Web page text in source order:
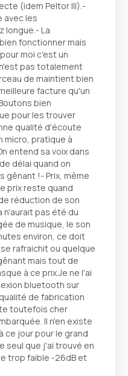
(idem Peltor III).-
avec les
longue.- La
fonctionner mais
moi c'est un
pas totalement
de maintient bien
facture qu'un
bien
pour les trouver
qualité d'écoute
micro, pratique à
entend sa voix dans
délai quand on
gênant !- Prix, même
prix reste quand
réduction de son
n'aurait pas été du
de musique, le son
environ, ce doit
rafraichit ou quelque
mais tout de
à ce prix.Je ne l'ai
bluetooth sur
de fabrication
toutefois cher
Il n'en existe
ce jour pour le grand
seul que j'ai trouvé en
trop faible -26dB et